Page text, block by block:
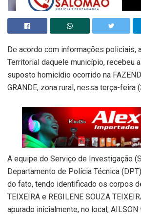
De acordo com informações policiais,
Territorial daquele município, recebeu
suposto homicídio ocorrido na
GRANDE, zona rural, nessa terça-feira
A equipe do Serviço de Investigação
Departamento de Polícia Técnica
do fato, tendo identificado os corpos
TEIXEIRA e REGILENE SOUZA
apurado inicialmente, no local,